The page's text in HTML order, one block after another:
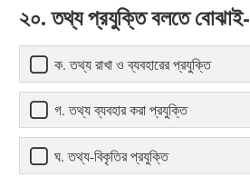
২০. তথ্য প্রযুক্তি বলতে বোঝাই-
ক. তথ্য রাখা ও ব্যবহারের প্রযুক্তি
গ. তথ্য ব্যবহার করা প্রযুক্তি
ঘ. তথ্য-বিকৃতির প্রযুক্তি